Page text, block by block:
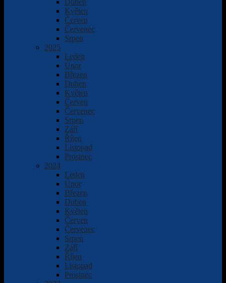
Duben
Květen
Červen
Červenec
Srpen
2025
Leden
Únor
Březen
Duben
Květen
Červen
Červenec
Srpen
Září
Říjen
Listopad
Prosinec
2024
Leden
Únor
Březen
Duben
Květen
Červen
Červenec
Srpen
Září
Říjen
Listopad
Prosinec